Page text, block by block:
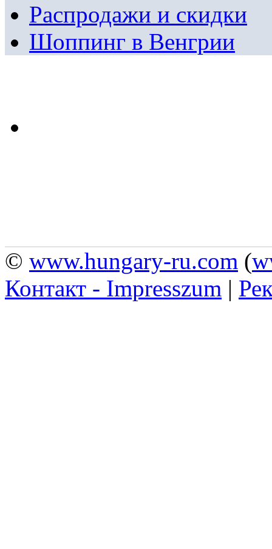
Распродажи и скидки
Шоппинг в Венгрии
© www.hungary-ru.com (
Контакт - Impresszum |